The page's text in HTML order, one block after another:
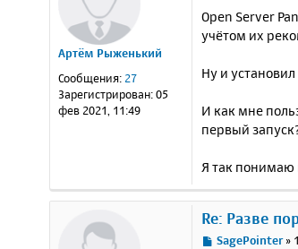
Артём Рыженький
Сообщения: 27
Зарегистрирован:05
фев 2021, 11:49
о
б
е
е
Open Server
учётом их
Ну и
И как мне
первый
Я так понимаю
Re: Разве
СSagePointer»